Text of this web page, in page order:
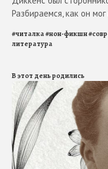
Разбираемся, как он
#читалка#нон-фикшн#
литература
В этот день родились